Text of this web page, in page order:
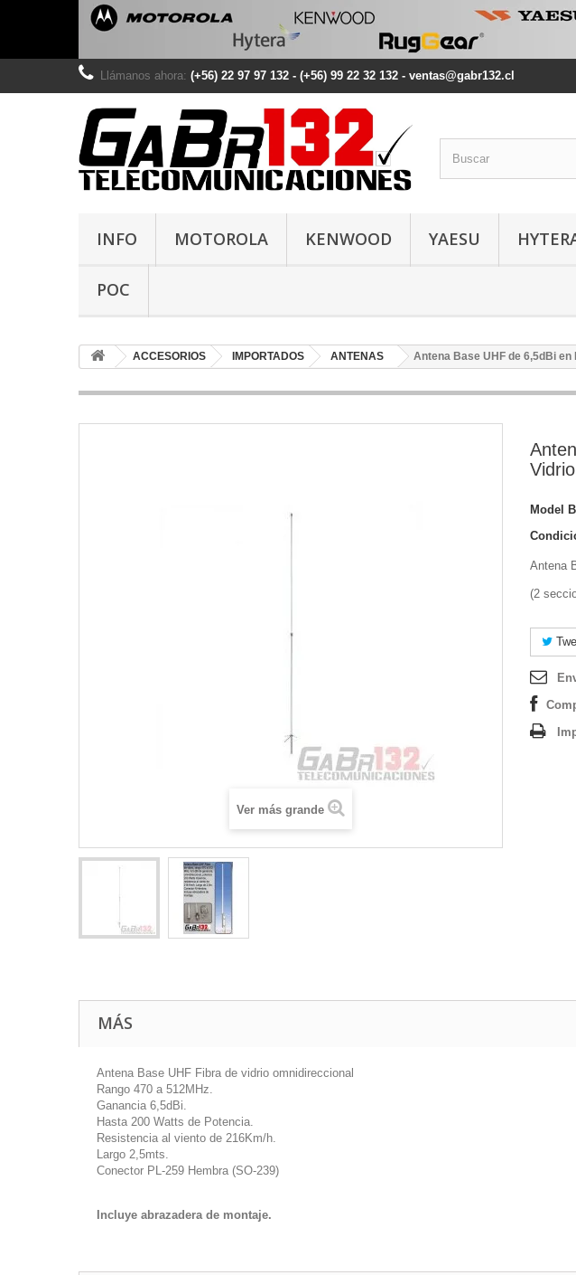
Llámanos ahora: (+56) 22 97 97 132 - (+56) 99 22 32 132 - ventas@gabr132.cl
INFO MOTOROLA KENWOOD YAESU
POC
ACCESORIOS IMPORTADOS ANTENAS Antena Base UHF de 6,5dBi en
Ver más grande
Vidrio
Model
Antena
(2
MÁS
Antena Base UHF Fibra de vidrio omnidireccional
Rango 470 a 512MHz.
Ganancia 6,5dBi.
Hasta 200 Watts de Potencia.
Resistencia al viento de 216Km/h.
Largo 2,5mts.
Conector PL-259 Hembra (SO-239)
Incluye abrazadera de montaje.